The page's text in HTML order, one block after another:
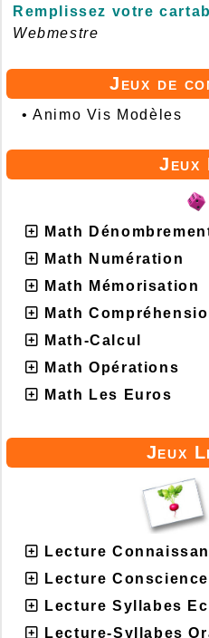
Remplissez votre
Webmestre
Jeux de
•Animo Vis Modèles
Jeux
Math
Math Numération
Math Mémorisation
Math
Math-Calcul
Math Opérations
Math Les Euros
Jeux
Lecture
Lecture
Lecture Syllabes
Lecture-Syllabes